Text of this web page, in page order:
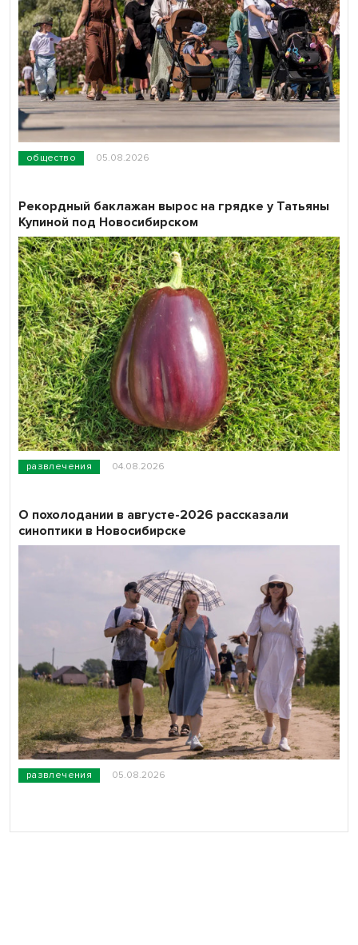
общество 05.08.2026
развлечения 04.08.2026
Рекордный баклажан вырос на грядке у Татьяны
Купиной под Новосибирском
развлечения 05.08.2026
О похолодании в августе-2026 рассказали
синоптики в Новосибирске